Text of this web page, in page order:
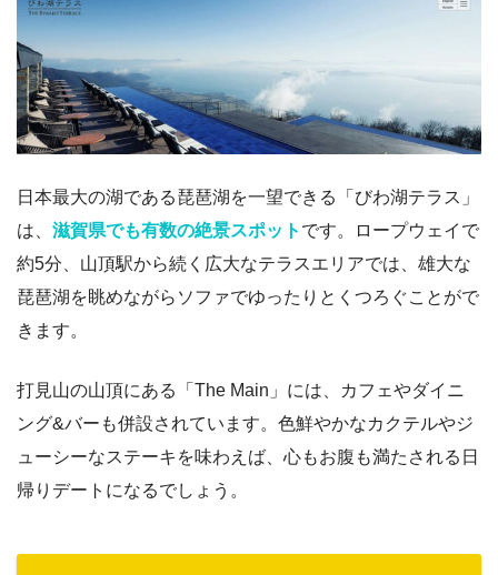
日本最大の湖である琵琶湖を一望できる「びわ湖テラス」
は、 滋賀県でも有数の絶景スポット です。ロープウェイで
約5分、山頂駅から続く広大なテラスエリアでは、雄大な
琵琶湖を眺めながらソファでゆったりとくつろぐことがで
きます。
打見山の山頂にある「The Main」には、カフェやダイニ
ング&バーも併設されています。色鮮やかなカクテルやジ
ューシーなステーキを味わえば、心もお腹も満たされる日
帰りデートになるでしょう。